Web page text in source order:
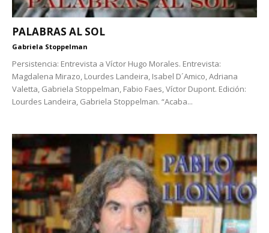
PALABRAS AL SOL
Gabriela Stoppelman
Persistencia: Entrevista a Víctor Hugo Morales. Entrevista:
Magdalena Mirazo, Lourdes Landeira, Isabel D´Amico, Adriana
Valetta, Gabriela Stoppelman, Fabio Faes, Víctor Dupont. Edición:
Lourdes Landeira, Gabriela Stoppelman. “Acaba...